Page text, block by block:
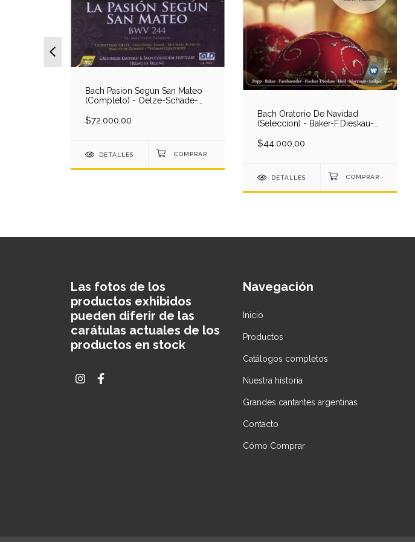
Bach Pasion Segun San Mateo
(Completo) - Oelze-Schade-
Kantorei-Bach Coll/Rilling (3
$72.000,00
DETALLES
Bach Oratorio De Navidad
(Seleccion) - Baker-F.Dieskau-
$44.000,00
DETALLES
Las fotos de los
productos exhibidos
pueden diferir de las
carátulas actuales de los
productos en stock
Navegación
Inicio
Productos
Catálogos completos
Nuestra historia
Grandes cantantes argentinas
Contacto
Cómo Comprar